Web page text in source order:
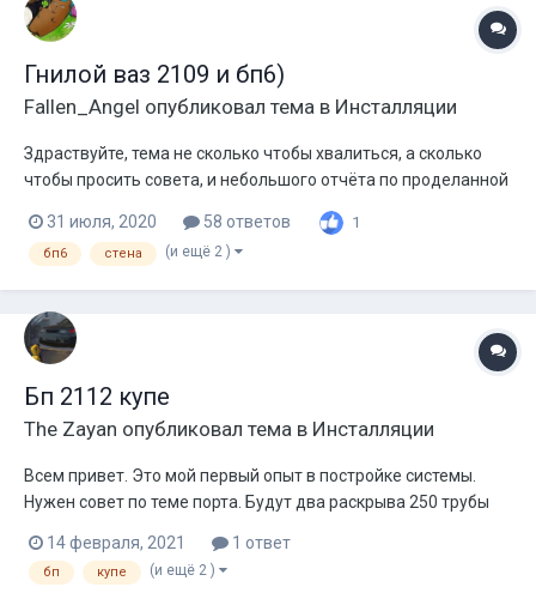
Гнилой ваз 2109 и бп6)
Fallen_Angel опубликовал тема в Инсталляции
Здраствуйте, тема не сколько чтобы хвалиться, а сколько
чтобы просить совета, и небольшого отчёта по проделанной
денег мало, но стараемся. Машина гнилая вся, но деваться
некуда, делаю своими силами как могу. По составу системы -
31 июля, 2020 58 ответов 1
бп6 стена (и ещё 2 )
Бп 2112 купе
The Zayan опубликовал тема в Инсталляции
Всем привет. Это мой первый опыт в постройке системы.
Нужен совет по теме порта. Будут два раскрыва 250 трубы
нагрузочной стенкой порта? Акцент в основном на рез. По
системе 4хdb 305 и усь. 12900.1 Говорят что в моем случае
14 февраля, 2021 1 ответ
бп купе (и ещё 2 )